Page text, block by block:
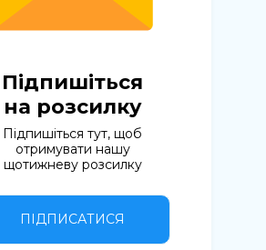
Підпишіться
на розсилку
Підпишіться тут, щоб
отримувати нашу
щотижневу розсилку
ПІДПИСАТИСЯ